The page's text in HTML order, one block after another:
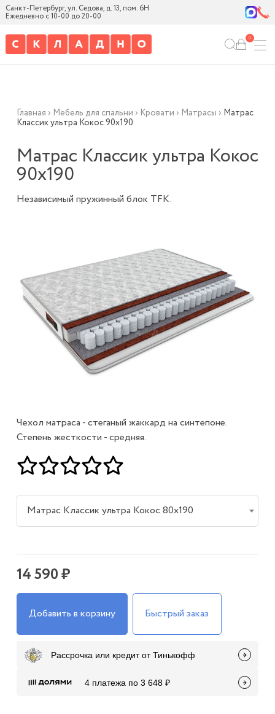
Санкт-Петербург, ул. Седова, д. 13, пом. 6Н
Ежедневно с 10-00 до 20-00
0
Главная › Мебель для спальни › Кровати › Матрасы › Матрас
Классик ультра Кокос 90х190
Матрас Классик ультра Кокос
90х190
Независимый пружинный блок TFK.
Чехол матраса - стеганый жаккард на синтепоне.
Степень жесткости - средняя.
Матрас Классик ультра Кокос 80х190
14 590 ₽
Добавить в корзину Быстрый заказ
Рассрочка или кредит от Тинькофф
4 платежа по 3 648 ₽